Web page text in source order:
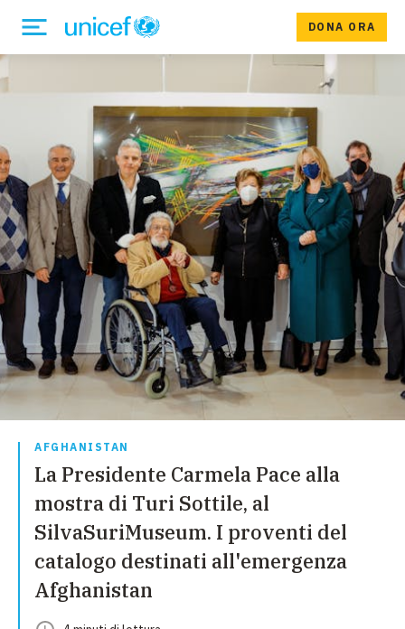
DONA ORA
AFGHANISTAN
La Presidente Carmela Pace alla
mostra di Turi Sottile, al
SilvaSuriMuseum. I proventi del
catalogo destinati all'emergenza
Afghanistan